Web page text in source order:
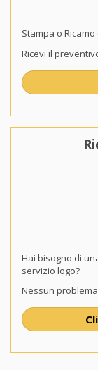
Stampa o
Ricevi il
Hai bisogno di
servizio logo?
Nessun